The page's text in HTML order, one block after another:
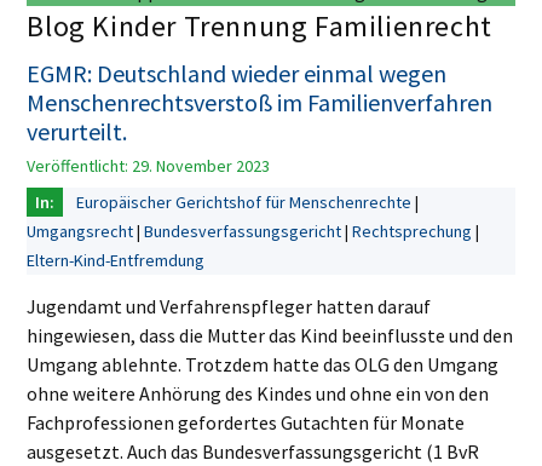
Blog Kinder Trennung Familienrecht
EGMR: Deutschland wieder einmal wegen
Menschenrechtsverstoß im Familienverfahren
verurteilt.
Veröffentlicht: 29. November 2023
Europäischer Gerichtshof für Menschenrechte
Umgangsrecht Bundesverfassungsgericht Rechtsprechung
Eltern-Kind-Entfremdung
Jugendamt und Verfahrenspfleger hatten darauf
hingewiesen, dass die Mutter das Kind beeinflusste und den
Umgang ablehnte. Trotzdem hatte das OLG den Umgang
ohne weitere Anhörung des Kindes und ohne ein von den
Fachprofessionen gefordertes Gutachten für Monate
ausgesetzt. Auch das Bundesverfassungsgericht (1 BvR